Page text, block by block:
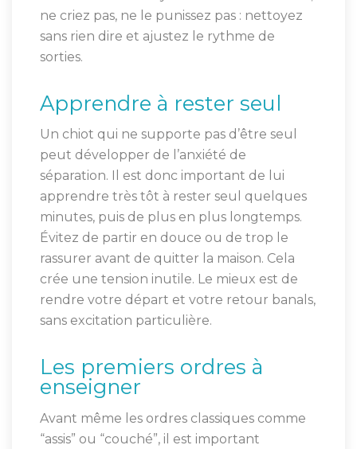
ne criez pas, ne le punissez pas : nettoyez
sans rien dire et ajustez le rythme de
sorties.
Apprendre à rester seul
Un chiot qui ne supporte pas d’être seul
peut développer de l’anxiété de
séparation. Il est donc important de lui
apprendre très tôt à rester seul quelques
minutes, puis de plus en plus longtemps.
Évitez de partir en douce ou de trop le
rassurer avant de quitter la maison. Cela
crée une tension inutile. Le mieux est de
rendre votre départ et votre retour banals,
sans excitation particulière.
Les premiers ordres à
enseigner
Avant même les ordres classiques comme
“assis” ou “couché”, il est important